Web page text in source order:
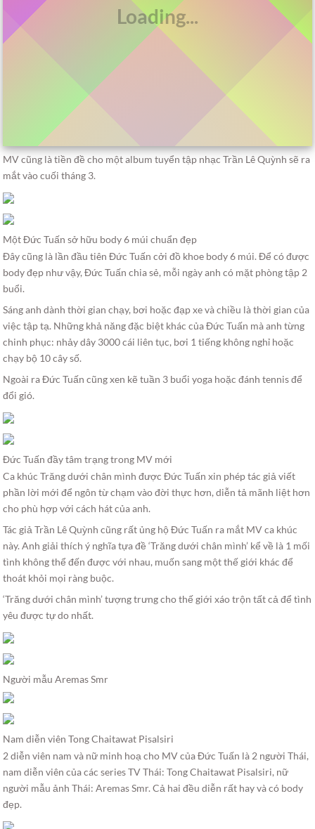
MV cũng là tiền đề cho một album tuyển tập nhạc Trần Lê Quỳnh sẽ ra
mắt vào cuối tháng 3.
Một Đức Tuấn sở hữu body 6 múi chuẩn đẹp
Đây cũng là lần đầu tiên Đức Tuấn cởi đồ khoe body 6 múi. Để có được
body đẹp như vậy, Đức Tuấn chia sẻ, mỗi ngày anh có mặt phòng tập 2
buổi.
Sáng anh dành thời gian chạy, bơi hoặc đạp xe và chiều là thời gian của
việc tập tạ. Những khả năng đặc biệt khác của Đức Tuấn mà anh từng
chinh phục: nhảy dây 3000 cái liên tục, bơi 1 tiếng không nghỉ hoặc
chạy bộ 10 cây số.
Ngoài ra Đức Tuấn cũng xen kẽ tuần 3 buổi yoga hoặc đánh tennis để
đổi gió.
Đức Tuấn đầy tâm trạng trong MV mới
Ca khúc Trăng dưới chân mình được Đức Tuấn xin phép tác giả viết
phần lời mới để ngôn từ chạm vào đời thực hơn, diễn tả mãnh liệt hơn
cho phù hợp với cách hát của anh.
Tác giả Trần Lê Quỳnh cũng rất ủng hộ Đức Tuấn ra mắt MV ca khúc
này. Anh giải thích ý nghĩa tựa đề ‘Trăng dưới chân mình’ kể về là 1 mối
tình không thể đến được với nhau, muốn sang một thế giới khác để
thoát khỏi mọi ràng buộc.
‘Trăng dưới chân mình’ tượng trưng cho thế giới xáo trộn tất cả để tình
yêu được tự do nhất.
Người mẫu Aremas Smr
Nam diễn viên Tong Chaitawat Pisalsiri
2 diễn viên nam và nữ minh hoạ cho MV của Đức Tuấn là 2 người Thái,
nam diễn viên của các series TV Thái: Tong Chaitawat Pisalsiri, nữ
người mẫu ảnh Thái: Aremas Smr. Cả hai đều diễn rất hay và có body
đẹp.